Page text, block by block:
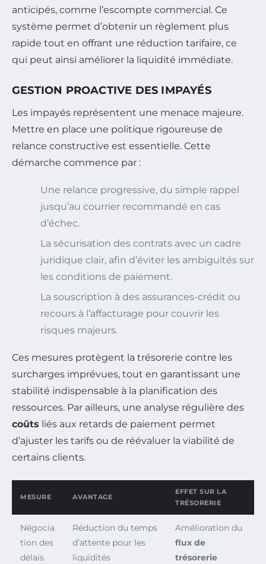
anticipés, comme l’escompte commercial. Ce
système permet d’obtenir un règlement plus
rapide tout en offrant une réduction tarifaire, ce
qui peut ainsi améliorer la liquidité immédiate.
GESTION PROACTIVE DES IMPAYÉS
Les impayés représentent une menace majeure.
Mettre en place une politique rigoureuse de
relance constructive est essentielle. Cette
démarche commence par :
Une relance progressive, du simple rappel
jusqu’au courrier recommandé en cas
d’échec.
La sécurisation des contrats avec un cadre
juridique clair, afin d’éviter les ambiguïtés sur
les conditions de paiement.
La souscription à des assurances-crédit ou
recours à l’affacturage pour couvrir les
risques majeurs.
Ces mesures protègent la trésorerie contre les
surcharges imprévues, tout en garantissant une
stabilité indispensable à la planification des
ressources. Par ailleurs, une analyse régulière des
coûts liés aux retards de paiement permet
d’ajuster les tarifs ou de réévaluer la viabilité de
certains clients.
MESURE AVANTAGE
EFFET SUR LA
TRÉSORERIE
Négocia
tion des
délais
Réduction du temps
d’attente pour les
liquidités
Amélioration du
flux de
trésorerie